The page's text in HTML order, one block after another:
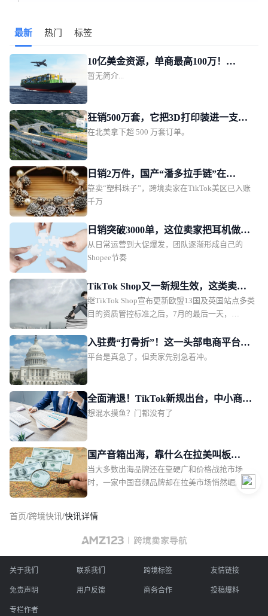
醒变爆炸头、海风咸水毛躁、紫外褪色”三大痛点进行产品设计。
最新 热门 标签
10亿美金资源，单商最高100万！
TikTok Shop美区POP发布新锐跨境商
暂无简介...
狂销500万套，它把3D打印装进一支
笔！
在北美拿下超 500 万套订单。
日销2万件，国产“潘多拉手链”在
TikTok美区爆单
靠卖“塑料珠子”，跨境卖家在TikTok美区已入账
千万
日销突破3000单，这位卖家把耳机做成
了东南亚年轻人的时尚单品
从日常运营到大促爆发，团队逐渐形成自己的
Shopee节奏
TikTok Shop又一新规生效，这类卖家
务必及时补齐资质
继TikTok Shop宣布更新欧盟13国及英国站点多类
目的资质管控标准之后，7月的最后一天，
规。对比欧洲瞄准电子电器、纺织品/服饰、玩
具、化妆品、母婴5大平台核心热销品类进行全方
想象力，实际上远超品类本身。01TikTok Shop泰
国站收紧二手商品TT123获悉，自2026年7月31
日起，TikTok Shop泰国站点已全面收紧二手商品
入驻费“打骨折”！这一头部电商平台急
需中国卖家回血
平台是真急了，但卖家先别急着冲。
全面清退！TikTok新规出台，中小商家
更难躺赢
想混水摸鱼？门都没有了
国产音箱出海，靠什么在拉美叫板
JBL？一场由数百位本土红人完成的信
任众筹
当大多数出海品牌还在靠硬广和价格战抢市场
时，一家中国音频品牌却在拉美市场悄然崛起。
首页/跨境快讯/快讯详情
关于我们 联系我们 跨境标签 友情链接
免责声明 用户反馈 商务合作 投稿爆料
专栏作者